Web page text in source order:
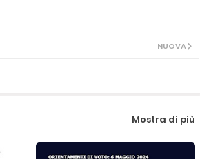
NUOVA
Mostra di più